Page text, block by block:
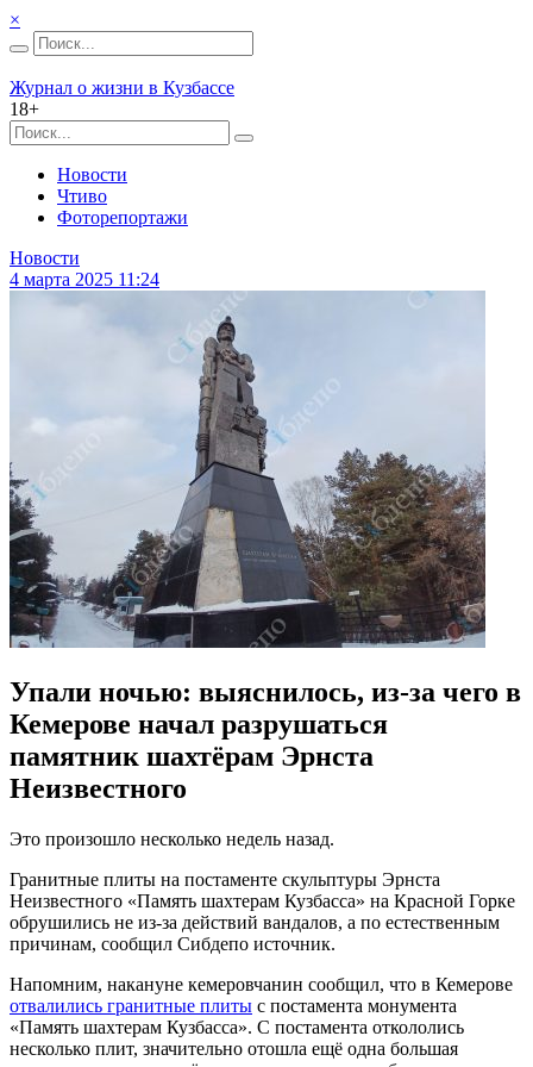
×
Журнал о жизни в Кузбассе
18+
Новости
Чтиво
Фоторепортажи
Новости
4 марта 2025 11:24
Упали ночью: выяснилось, из-за чего в
Кемерове начал разрушаться
памятник шахтёрам Эрнста
Неизвестного
Это произошло несколько недель назад.
Гранитные плиты на постаменте скульптуры Эрнста
Неизвестного «Память шахтерам Кузбасса» на Красной Горке
обрушились не из-за действий вандалов, а по естественным
причинам, сообщил Сибдепо источник.
Напомним, накануне кемеровчанин сообщил, что в Кемерове
отвалились гранитные плиты с постамента монумента
«Память шахтерам Кузбасса». С постамента откололись
несколько плит, значительно отошла ещё одна большая